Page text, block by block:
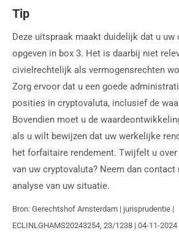
Tip
Deze uitspraak maakt duidelijk dat u
opgeven in box 3. Het is daarbij niet
civielrechtelijk als vermogensrechten
Zorg ervoor dat u een goede
posities in cryptovaluta, inclusief de
Bovendien moet u de
als u wilt bewijzen dat uw werkelijke
het forfaitaire rendement. Twijfelt u
van uw cryptovaluta? Neem dan
analyse van uw situatie.
Bron: Gerechtshof Amsterdam | jurisprudentie |
ECLINLGHAMS20243254, 23/1238 | 04-11-2024